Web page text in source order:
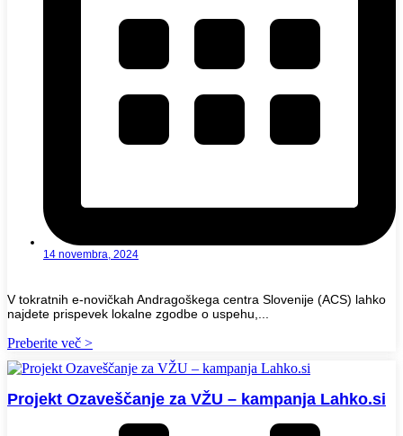
14 novembra, 2024
V tokratnih e-novičkah Andragoškega centra Slovenije (ACS) lahko
najdete prispevek lokalne zgodbe o uspehu,...
Preberite več >
Projekt Ozaveščanje za VŽU – kampanja Lahko.si